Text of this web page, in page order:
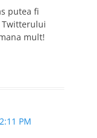
putea fi
Twitterului
mult!
PM